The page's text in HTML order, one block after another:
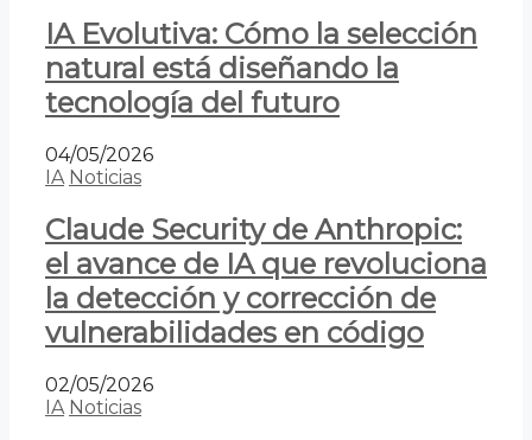
IA Evolutiva: Cómo la selección
natural está diseñando la
tecnología del futuro
04/05/2026
IA Noticias
Claude Security de Anthropic:
el avance de IA que revoluciona
la detección y corrección de
vulnerabilidades en código
02/05/2026
IA Noticias